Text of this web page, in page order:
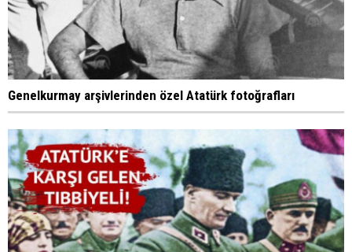
Genelkurmay arşivlerinden özel Atatürk fotoğrafları